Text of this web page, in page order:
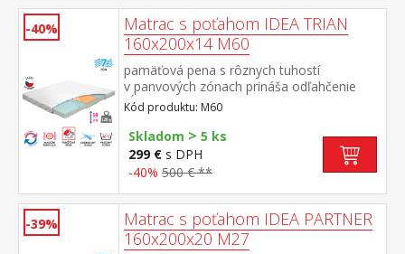
-40%
Matrac s poťahom IDEA TRIAN
160x200x14 M60
pamäťová pena s rôznych tuhostí
v panvových zónach prináša odľahčenie
kĺbom a celému pohybovému aparátu 7-
zónová anatomická masážna profilácia –
veľmi jemná masáž v priebehu spánku
matrac s Visco systémom rozdielnej tuhosti
strán vhodná pre všetky typy roštov poťah
odporúčaná nosnosť do 120 kg
Kód produktu: M60
Skladom > 5 ks
299 € s DPH
-40% 500 € **
-39%
Matrac s poťahom IDEA PARTNER
160x200x20 M27